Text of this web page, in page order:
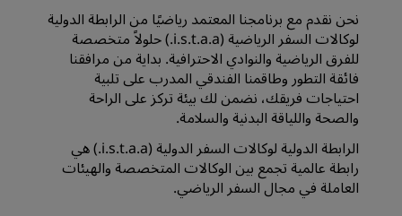
نحن نقدم مع برنامجنا المعتمد رياضيًا من الرابطة الدولية
لوكالات السفر الرياضية (i.s.t.a.a.) حلولاً متخصصة
للفرق الرياضية والنوادي الاحترافية. بداية من مرافقنا
فائقة التطور وطاقمنا الفندقي المدرب على تلبية
احتياجات فريقك، نضمن لك بيئة تركز على الراحة
والصحة واللياقة البدنية والسلامة.
الرابطة الدولية لوكالات السفر الدولية (i.s.t.a.a.) هي
رابطة عالمية تجمع بين الوكالات المتخصصة والهيئات
العاملة في مجال السفر الرياضي.